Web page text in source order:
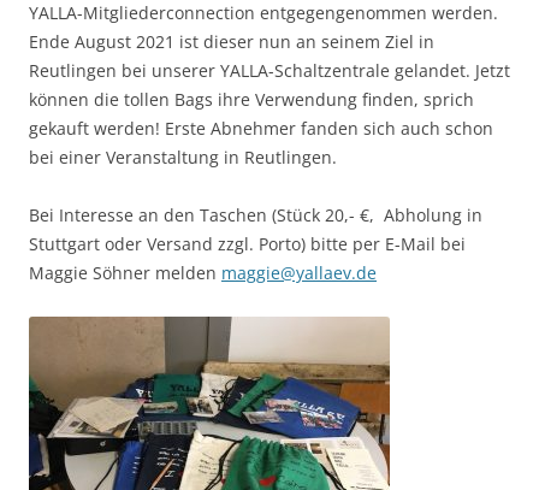
YALLA-Mitgliederconnection entgegengenommen werden.
Ende August 2021 ist dieser nun an seinem Ziel in
Reutlingen bei unserer YALLA-Schaltzentrale gelandet. Jetzt
können die tollen Bags ihre Verwendung finden, sprich
gekauft werden! Erste Abnehmer fanden sich auch schon
bei einer Veranstaltung in Reutlingen.
Bei Interesse an den Taschen (Stück 20,- €, Abholung in
Stuttgart oder Versand zzgl. Porto) bitte per E-Mail bei
Maggie Söhner melden maggie@yallaev.de